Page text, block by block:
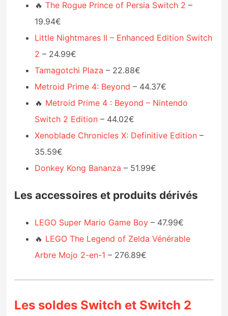
🔥The Rogue Prince of Persia Switch 2 –
19.94€
Little Nightmares II – Enhanced Edition Switch
2 – 24.99€
Tamagotchi Plaza – 22.88€
Metroid Prime 4: Beyond – 44.37€
🔥 Metroid Prime 4 : Beyond – Nintendo
Switch 2 Edition – 44.02€
Xenoblade Chronicles X: Definitive Edition –
35.59€
Donkey Kong Bananza – 51.99€
Les accessoires et produits dérivés
LEGO Super Mario Game Boy – 47.99€
🔥 LEGO The Legend of Zelda Vénérable
Arbre Mojo 2-en-1 – 276.89€
Les soldes Switch et Switch 2